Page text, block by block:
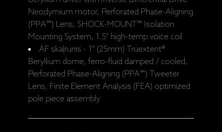
Neodymium motor, Perforated Phase-Aligning
(PPA™) Lens, SHOCK-MOUNT™ Isolation
Mounting System, 1.5" high-temp voice coil
AF skaļrunis - 1" (25mm) Truextent®
Beryllium dome, ferro-fluid damped / cooled,
Perforated Phase-Aligning (PPA™) Tweeter
Lens, Finite Element Analysis (FEA) optimized
pole piece assembly